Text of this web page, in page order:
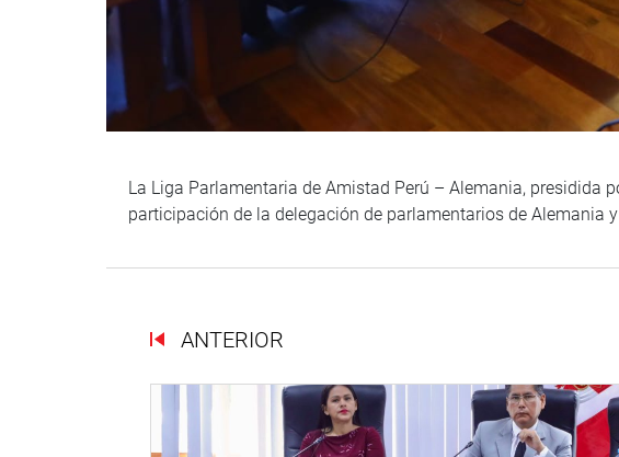
La Liga Parlamentaria de Amistad Perú – Alemania, presidida
participación de la delegación de parlamentarios de Alemania
ANTERIOR